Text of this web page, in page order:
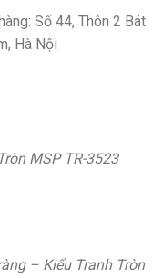
Số 44, Thôn 2 Bát
Hà Nội
MSP TR-3523
– Kiểu Tranh Tròn